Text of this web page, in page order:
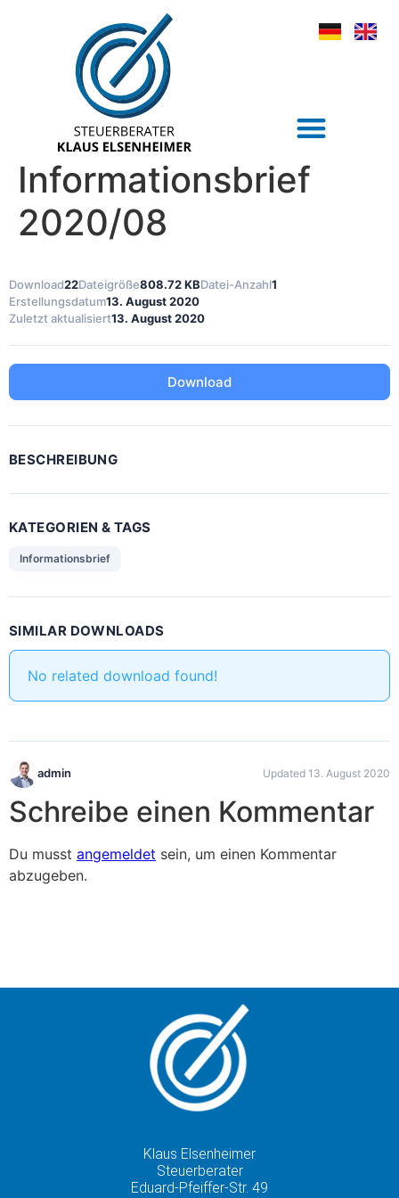
Informationsbrief
2020/08
Download22Dateigröße808.72 KBDatei-Anzahl1
Erstellungsdatum13. August 2020
Zuletzt aktualisiert13. August 2020
Download
BESCHREIBUNG
KATEGORIEN & TAGS
Informationsbrief
SIMILAR DOWNLOADS
No related download found!
admin Updated 13. August 2020
Schreibe einen Kommentar
Du musst angemeldet sein, um einen Kommentar
abzugeben.
Klaus Elsenheimer
Steuerberater
Eduard-Pfeiffer-Str. 49